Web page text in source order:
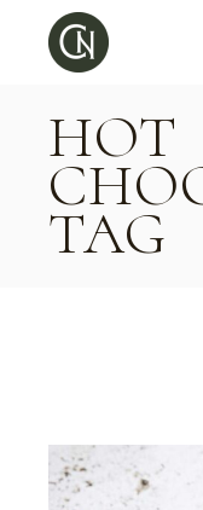
content
HOT
TAG